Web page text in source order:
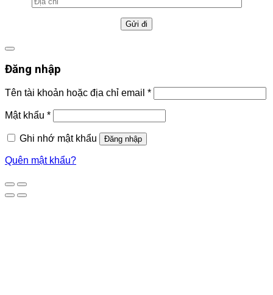
Đăng nhập
Tên tài khoản hoặc địa chỉ email *
Mật khẩu *
Ghi nhớ mật khẩu Đăng nhập
Quên mật khẩu?